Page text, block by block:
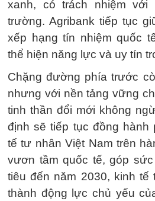
xanh, có trách nhiệm với
trường. Agribank tiếp tục
xếp hạng tín nhiệm quốc
thể hiện năng lực và uy tín
Chặng đường phía trước
nhưng với nền tảng vững
tinh thần đổi mới không
định sẽ tiếp tục đồng hành
tế tư nhân Việt Nam trên
vươn tầm quốc tế, góp
tiêu đến năm 2030, kinh
thành động lực chủ yếu